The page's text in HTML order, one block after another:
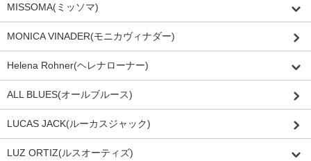
MISSOMA(ミッソマ)
MONICA VINADER(モニカヴィナダー)
Helena Rohner(ヘレナローナー)
ALL BLUES(オールブルース)
LUCAS JACK(ルーカスジャック)
LUZ ORTIZ(ルスオーティズ)